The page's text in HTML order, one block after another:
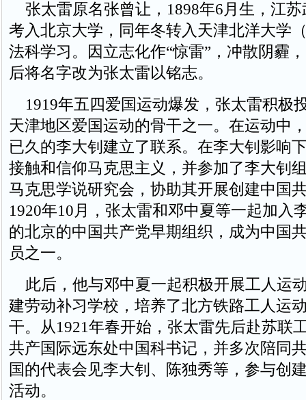
张太雷原名张曾让，1898年6月生，江苏
考入北京大学，同年冬转入天津北洋大学
法科学习。因立志化作“惊雷”，冲散阴霾
后将名字改为张太雷以铭志。
1919年五四爱国运动爆发，张太雷积极
天津地区爱国运动的骨干之一。在运动中
已久的李大钊建立了联系。在李大钊影响
接触和信仰马克思主义，并参加了李大钊
马克思学说研究会，协助其开展创建中国
1920年10月，张太雷和邓中夏等一起加入
的北京的中国共产党早期组织，成为中国
员之一。
此后，他与邓中夏一起积极开展工人运
建劳动补习学校，培养了北方铁路工人运
干。从1921年春开始，张太雷先后赴苏联
共产国际远东处中国科书记，并多次陪同
国的代表会见李大钊、陈独秀等，参与创
活动。